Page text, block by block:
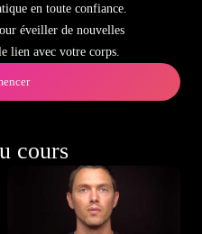
en toute confiance.
éveiller de nouvelles
lien avec votre corps.
cours